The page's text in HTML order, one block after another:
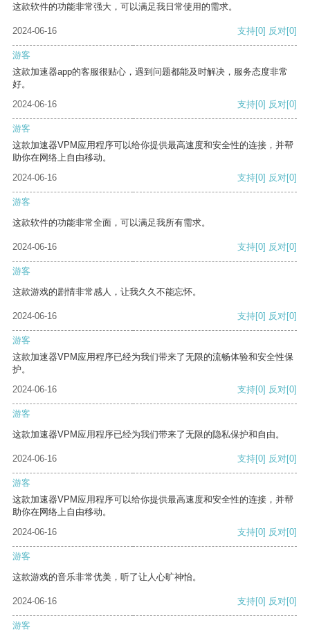
这款软件的功能非常强大，可以满足我日常使用的需求。
2024-06-16 支持[0] 反对[0]
游客
这款加速器app的客服很贴心，遇到问题都能及时解决，服务态度非常
好。
2024-06-16
支持[0] 反对[0]
游客
这款加速器VPM应用程序可以给你提供最高速度和安全性的连接，并帮
助你在网络上自由移动。
2024-06-16
支持[0] 反对[0]
游客
这款软件的功能非常全面，可以满足我所有需求。
2024-06-16 支持[0] 反对[0]
游客
这款游戏的剧情非常感人，让我久久不能忘怀。
2024-06-16 支持[0] 反对[0]
游客
这款加速器VPM应用程序已经为我们带来了无限的流畅体验和安全性保
护。
2024-06-16
支持[0] 反对[0]
游客
这款加速器VPM应用程序已经为我们带来了无限的隐私保护和自由。
2024-06-16 支持[0] 反对[0]
游客
这款加速器VPM应用程序可以给你提供最高速度和安全性的连接，并帮
助你在网络上自由移动。
2024-06-16
支持[0] 反对[0]
游客
这款游戏的音乐非常优美，听了让人心旷神怡。
2024-06-16 支持[0] 反对[0]
游客